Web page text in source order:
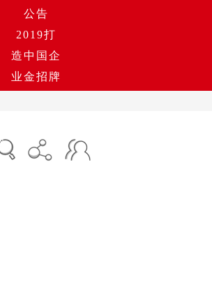
公告
2019打
造中国企
业金招牌